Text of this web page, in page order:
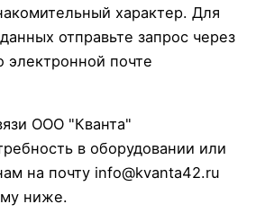
характер. Для
отправьте запрос через
почте
ООО "Кванта"
в оборудовании или
на почту info@kvanta42.ru
ниже.